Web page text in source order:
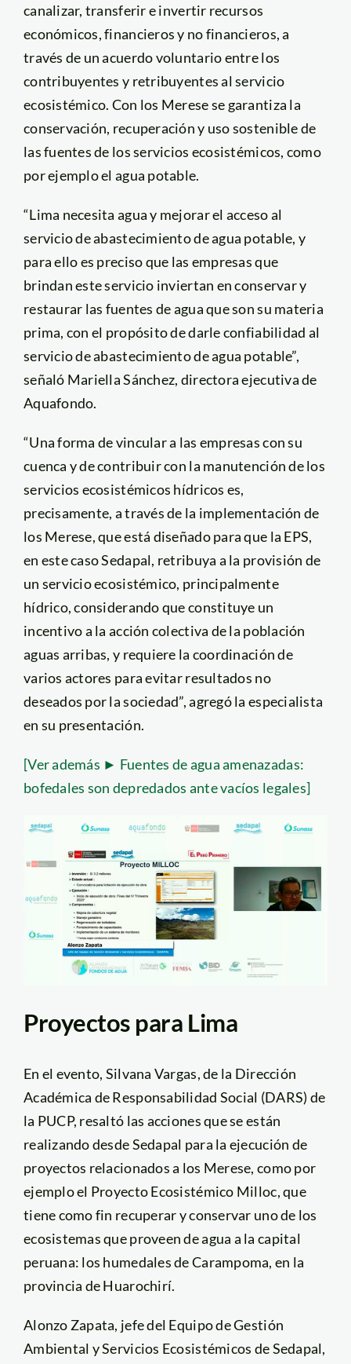
canalizar, transferir e invertir recursos
económicos, financieros y no financieros, a
través de un acuerdo voluntario entre los
contribuyentes y retribuyentes al servicio
ecosistémico. Con los Merese se garantiza la
conservación, recuperación y uso sostenible de
las fuentes de los servicios ecosistémicos, como
por ejemplo el agua potable.
“Lima necesita agua y mejorar el acceso al
servicio de abastecimiento de agua potable, y
para ello es preciso que las empresas que
brindan este servicio inviertan en conservar y
restaurar las fuentes de agua que son su materia
prima, con el propósito de darle confiabilidad al
servicio de abastecimiento de agua potable”,
señaló Mariella Sánchez, directora ejecutiva de
Aquafondo.
“Una forma de vincular a las empresas con su
cuenca y de contribuir con la manutención de los
servicios ecosistémicos hídricos es,
precisamente, a través de la implementación de
los Merese, que está diseñado para que la EPS,
en este caso Sedapal, retribuya a la provisión de
un servicio ecosistémico, principalmente
hídrico, considerando que constituye un
incentivo a la acción colectiva de la población
aguas arribas, y requiere la coordinación de
varios actores para evitar resultados no
deseados por la sociedad”, agregó la especialista
en su presentación.
[Ver además ► Fuentes de agua amenazadas:
bofedales son depredados ante vacíos legales]
Proyectos para Lima
En el evento, Silvana Vargas, de la Dirección
Académica de Responsabilidad Social (DARS) de
la PUCP, resaltó las acciones que se están
realizando desde Sedapal para la ejecución de
proyectos relacionados a los Merese, como por
ejemplo el Proyecto Ecosistémico Milloc, que
tiene como fin recuperar y conservar uno de los
ecosistemas que proveen de agua a la capital
peruana: los humedales de Carampoma, en la
provincia de Huarochirí.
Alonzo Zapata, jefe del Equipo de Gestión
Ambiental y Servicios Ecosistémicos de Sedapal,